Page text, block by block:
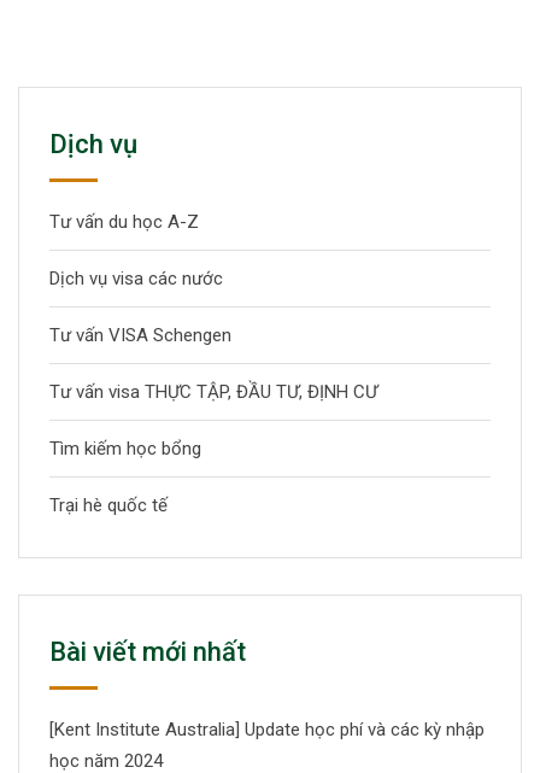
Dịch vụ
Tư vấn du học A-Z
Dịch vụ visa các nước
Tư vấn VISA Schengen
Tư vấn visa THỰC TẬP, ĐẦU TƯ, ĐỊNH CƯ
Tìm kiếm học bổng
Trại hè quốc tế
Bài viết mới nhất
[Kent Institute Australia] Update học phí và các kỳ nhập
học năm 2024